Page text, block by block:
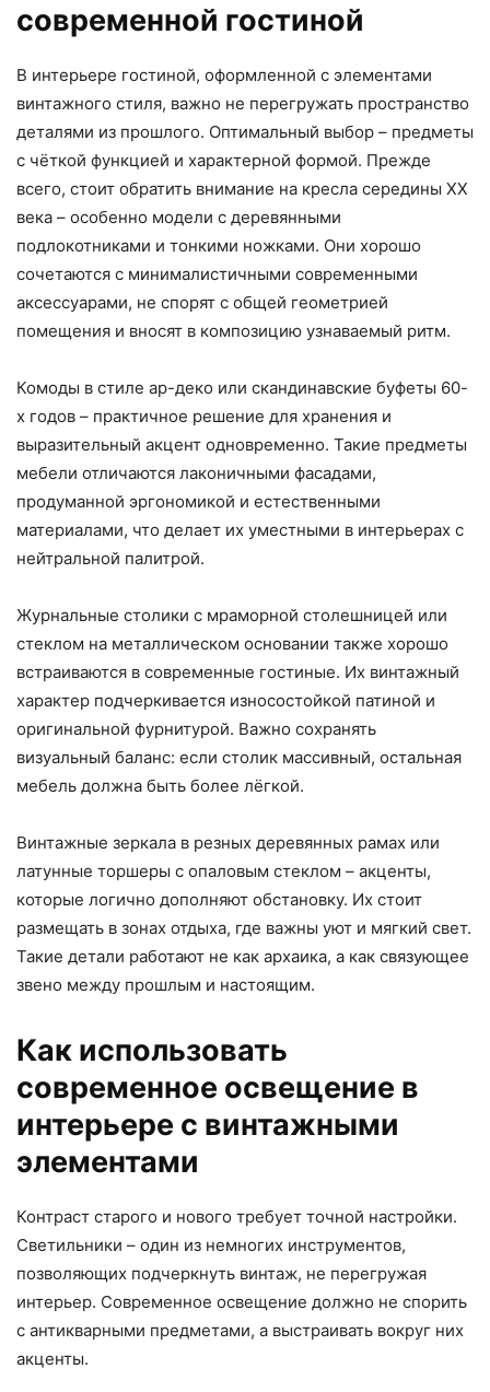
современной гостиной
В интерьере гостиной, оформленной с элементами
винтажного стиля, важно не перегружать пространство
деталями из прошлого. Оптимальный выбор – предметы
с чёткой функцией и характерной формой. Прежде
всего, стоит обратить внимание на кресла середины XX
века – особенно модели с деревянными
подлокотниками и тонкими ножками. Они хорошо
сочетаются с минималистичными современными
аксессуарами, не спорят с общей геометрией
помещения и вносят в композицию узнаваемый ритм.
Комоды в стиле ар-деко или скандинавские буфеты 60-
х годов – практичное решение для хранения и
выразительный акцент одновременно. Такие предметы
мебели отличаются лаконичными фасадами,
продуманной эргономикой и естественными
материалами, что делает их уместными в интерьерах с
нейтральной палитрой.
Журнальные столики с мраморной столешницей или
стеклом на металлическом основании также хорошо
встраиваются в современные гостиные. Их винтажный
характер подчеркивается износостойкой патиной и
оригинальной фурнитурой. Важно сохранять
визуальный баланс: если столик массивный, остальная
мебель должна быть более лёгкой.
Винтажные зеркала в резных деревянных рамах или
латунные торшеры с опаловым стеклом – акценты,
которые логично дополняют обстановку. Их стоит
размещать в зонах отдыха, где важны уют и мягкий свет.
Такие детали работают не как архаика, а как связующее
звено между прошлым и настоящим.
Как использовать
современное освещение в
интерьере с винтажными
элементами
Контраст старого и нового требует точной настройки.
Светильники – один из немногих инструментов,
позволяющих подчеркнуть винтаж, не перегружая
интерьер. Современное освещение должно не спорить
с антикварными предметами, а выстраивать вокруг них
акценты.